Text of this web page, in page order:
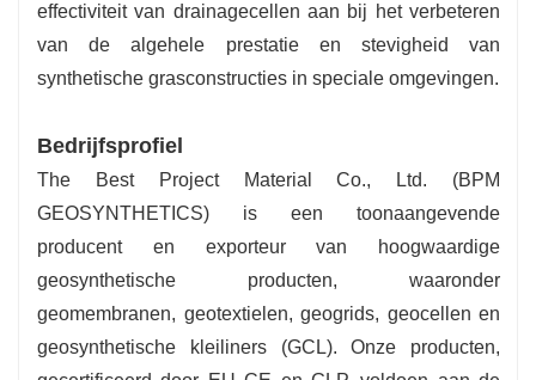
effectiviteit van drainagecellen aan bij het verbeteren
van de algehele prestatie en stevigheid van
synthetische grasconstructies in speciale omgevingen.
Bedrijfsprofiel
The Best Project Material Co., Ltd. (BPM
GEOSYNTHETICS) is een toonaangevende
producent en exporteur van hoogwaardige
geosynthetische producten, waaronder
geomembranen, geotextielen, geogrids, geocellen en
geosynthetische kleiliners (GCL). Onze producten,